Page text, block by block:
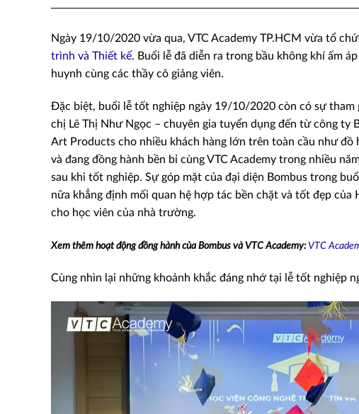
Ngày 19/10/2020 vừa qua, VTC Academy TP.HCM vừa tổ
trình và Thiết kế. Buổi lễ đã diễn ra trong bầu không khí ấm
huynh cùng các thầy cô giảng viên.
Đặc biệt, buổi lễ tốt nghiệp ngày 19/10/2020 còn có sự tham
chị Lê Thị Như Ngọc – chuyên gia tuyển dụng đến từ công
Art Products cho nhiều khách hàng lớn trên toàn cầu như đồ
và đang đồng hành bền bỉ cùng VTC Academy trong nhiều
sau khi tốt nghiệp. Sự góp mặt của đại diện Bombus trong
nữa khẳng định mối quan hệ hợp tác bền chặt và tốt đẹp
cho học viên của nhà trường.
Xem thêm hoạt động đồng hành của Bombus và VTC Academy: VTC
Cùng nhìn lại những khoảnh khắc đáng nhớ tại lễ tốt nghiệp